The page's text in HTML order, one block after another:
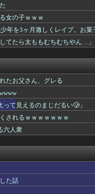
いつの目的ｗ
者に死刑を求刑！！
コすぎる
もいい？」
ｗｗｗｗｗｗ
女の子ｗｗｗ
年を3ヶ月激しくレイプ。お菓
てたら太ももむちむちやん…」
たお父さん、グレる
て見えるのまじだるい🥲」
されるｗｗｗｗｗｗｗ
六人衆
た話